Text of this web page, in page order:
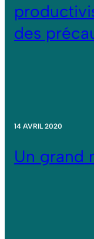
des
14 AVRIL 2020
Un grand